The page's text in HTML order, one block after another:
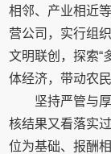
相邻、产业相近
营公司，实行组
文明联创，探索“
体经济，带动农
坚持严管与
核结果又看落实
位为基础、报酬